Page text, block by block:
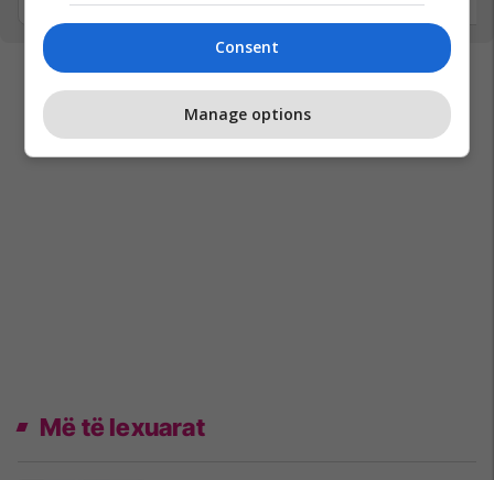
Më të lexuarat
Consent
Manage options